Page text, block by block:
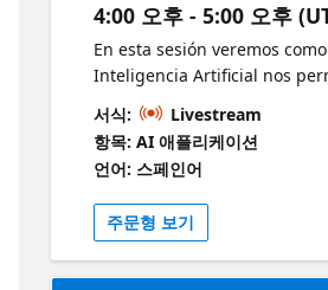
4:00 오후 - 5:00 오후
En esta sesión veremos
Inteligencia Artificial nos
creación y desarrollo de
de software, en este caso
aplicación web con Blazor,
usando GitHub Copilot y
luego publicarla en Azure!
GitHub Copilot
서식:
Livestream
항목: AI 애플리케이션
언어: 스페인어
주문형 보기